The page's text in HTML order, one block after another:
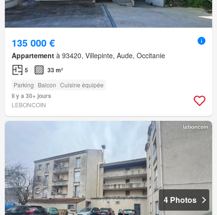
135 000 €
Appartement à 93420, Villepinte, Aude, Occitanie
5 33 m²
Parking Balcon Cuisine équipée
Il y a 30+ jours
LEBONCOIN
4 Photos